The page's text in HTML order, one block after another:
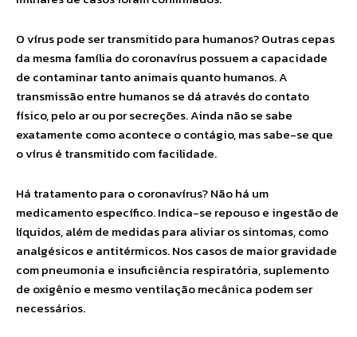
O vírus pode ser transmitido para humanos? Outras cepas
da mesma família do coronavírus possuem a capacidade
de contaminar tanto animais quanto humanos. A
transmissão entre humanos se dá através do contato
físico, pelo ar ou por secreções. Ainda não se sabe
exatamente como acontece o contágio, mas sabe-se que
o vírus é transmitido com facilidade.
Há tratamento para o coronavírus? Não há um
medicamento específico. Indica-se repouso e ingestão de
líquidos, além de medidas para aliviar os sintomas, como
analgésicos e antitérmicos. Nos casos de maior gravidade
com pneumonia e insuficiência respiratória, suplemento
de oxigênio e mesmo ventilação mecânica podem ser
necessários.